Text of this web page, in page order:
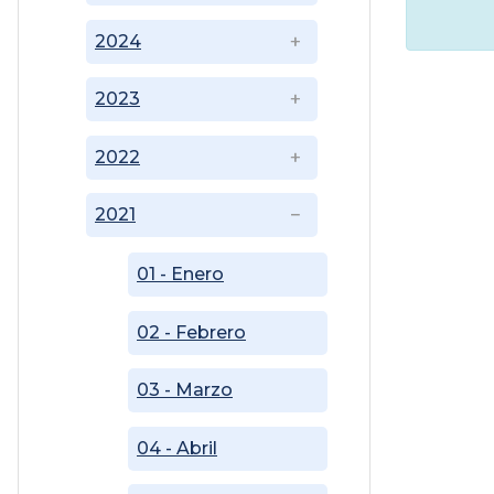
2021
01 - Enero
02 - Febrero
03 - Marzo
04 - Abril
2022
2023
2024